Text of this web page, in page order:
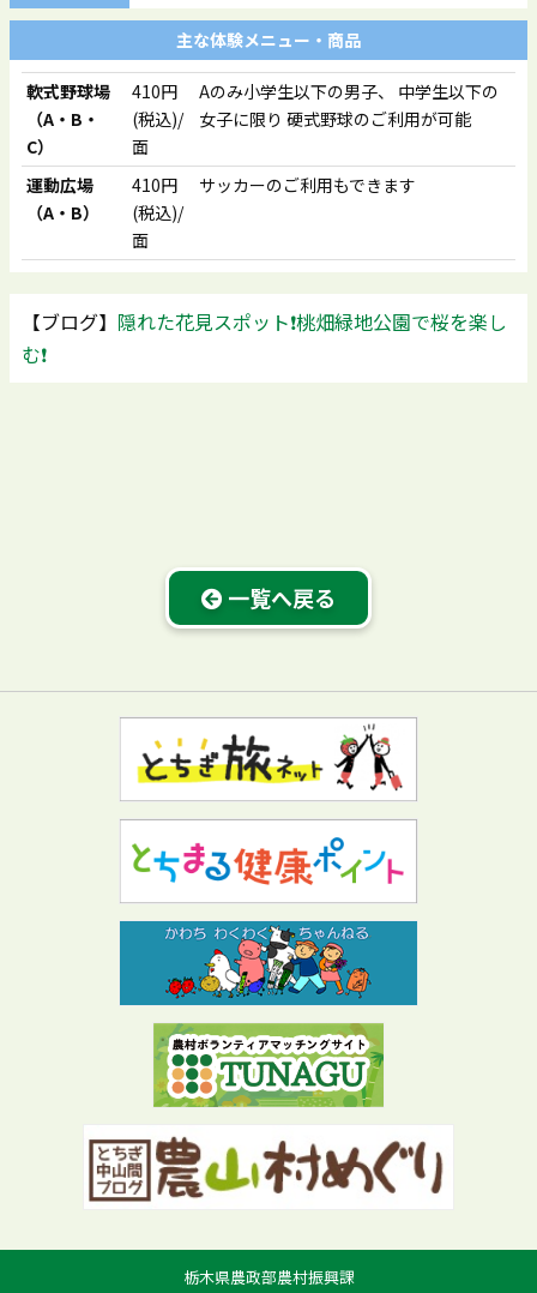
主な体験メニュー・商品
軟式野球場
（A・B・
C）
410円
(税込)/
面
Aのみ小学生以下の男子、 中学生以下の
女子に限り 硬式野球のご利用が可能
運動広場
（A・B）
410円
(税込)/
面
サッカーのご利用もできます
【ブログ】 隠れた花見スポット❗️桃畑緑地公園で桜を楽し
む❗️
一覧へ戻る
栃木県農政部農村振興課